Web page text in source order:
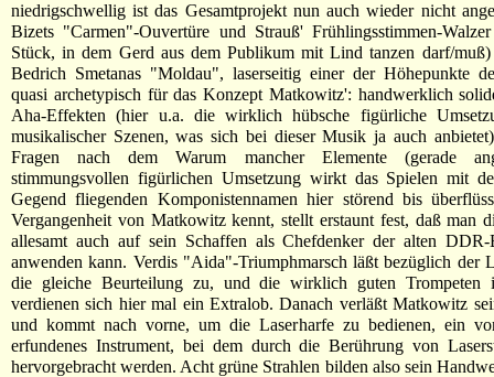
niedrigschwellig ist das Gesamtprojekt nun auch wieder nicht
Bizets "Carmen"-Ouvertüre und Strauß' Frühlingsstimmen-
Stück, in dem Gerd aus dem Publikum mit Lind tanzen darf/muß)
Bedrich Smetanas "Moldau", laserseitig einer der Höhepunkte
quasi archetypisch für das Konzept Matkowitz': handwerklich
Aha-Effekten (hier u.a. die wirklich hübsche figürliche
musikalischer Szenen, was sich bei dieser Musik ja auch
Fragen nach dem Warum mancher Elemente (gerade
stimmungsvollen figürlichen Umsetzung wirkt das Spielen mit
Gegend fliegenden Komponistennamen hier störend bis
Vergangenheit von Matkowitz kennt, stellt erstaunt fest, daß man
allesamt auch auf sein Schaffen als Chefdenker der alten
anwenden kann. Verdis "Aida"-Triumphmarsch läßt bezüglich der
die gleiche Beurteilung zu, und die wirklich guten Trompeten
verdienen sich hier mal ein Extralob. Danach verläßt Matkowitz
und kommt nach vorne, um die Laserharfe zu bedienen, ein
erfundenes Instrument, bei dem durch die Berührung von
hervorgebracht werden. Acht grüne Strahlen bilden also sein